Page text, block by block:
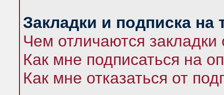
Закладки и подписка на
Чем отличаются закладки
Как мне подписаться на
Как мне отказаться от